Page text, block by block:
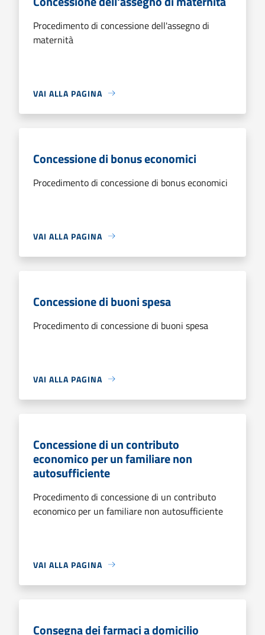
Procedimento di concessione dell'assegno di
maternità
VAI ALLA PAGINA
Concessione di bonus economici
Procedimento di concessione di bonus economici
VAI ALLA PAGINA
Concessione di buoni spesa
Procedimento di concessione di buoni spesa
VAI ALLA PAGINA
Concessione di un contributo
economico per un familiare non
autosufficiente
Procedimento di concessione di un contributo
economico per un familiare non autosufficiente
VAI ALLA PAGINA
Consegna dei farmaci a domicilio